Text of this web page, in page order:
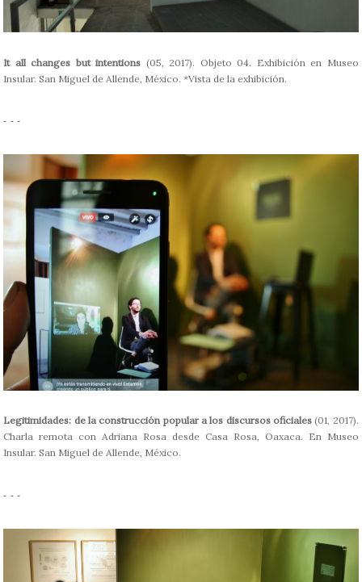
It all changes but intentions (05, 2017). Objeto 04. Exhibición en Museo
Insular. San Miguel de Allende, México. *Vista de la exhibición.
- - -
Legitimidades: de la construcción popular a los discursos oficiales(01, 2017).
Charla remota con Adriana Rosa desde Casa Rosa, Oaxaca. En Museo
Insular. San Miguel de Allende, México.
- - -